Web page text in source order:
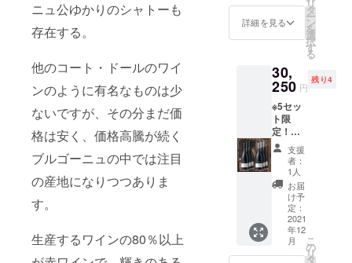
ニュ公ゆかりのシャトーも
存在する。
他のコート・ドールのワイ
ンのように有名なものは少
ないですが、その分まだ価
格は安く、価格高騰が続く
ブルゴーニュの中では注目
の産地になりつつありま
す。
生産するワインの80％以上
※20歳未
満の方
は法律
で禁止
されて
いま
す。 20
歳未満
の方へ
の酒類
の販売
は致し
ませ
ん。
込・送
料込
￥1,620
10%off
） ※20
歳未満
の方の
飲酒は
法律で
禁止さ
れてい
ます。
20歳未
満の方
への酒
類の販
売は致
750ml
定価：
￥9,900
合計2
本
0-
（税
込・送
料込）
※20歳未
満の方
の飲酒
は法律
で禁止
されて
いま
す。 20
Chardo
nnay
プティ
スタ・
オー
ム ブ
ルゴー
ニュ
産
シャル
ドネ］
750ml
定価：
￥3,850
本 通常
産 ピ
ノノ
定価：
￥3,850
- 白ワイ
ン
Jean
Baptist
e
Jessiau
A.O.C.
Bourgo
gne
Chardo
nnay
2019
［ジャ
本セッ
ト 赤ワ
イン
Jean
e
Jessiau
me
A.O.C.
Santen
ay
Rouge
2019
［ジャ
ン・バ
プティ
スタ・
ジェシ
オー
ム サ
ント
詳細を見る
リ
タ
ー
ン
を
選
択
す
る
30,
250 円
残り4
※5セッ
ト限
定！
【数量
限定
20%割
引＆送
料込
み】
リュ
リー一
級畑ワ
イン6本
支援
者：
1人
お届
け予
定：
2021
年12
月
こ
の
リ
タ